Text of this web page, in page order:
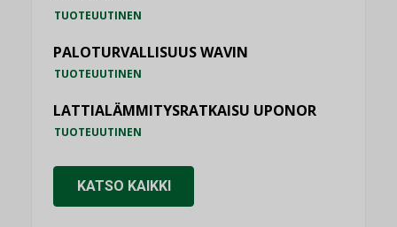
TUOTEUUTINEN
PALOTURVALLISUUS WAVIN
TUOTEUUTINEN
LATTIALÄMMITYSRATKAISU UPONOR
TUOTEUUTINEN
KATSO KAIKKI